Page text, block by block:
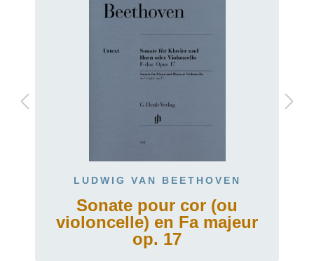
LUDWIG VAN BEETHOVEN
Sonate pour cor (ou
violoncelle) en Fa majeur
op. 17